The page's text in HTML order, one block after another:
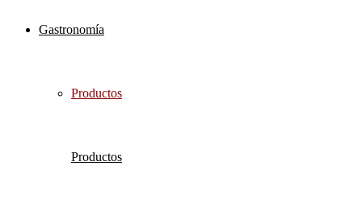
Gastronomía
Productos
Productos